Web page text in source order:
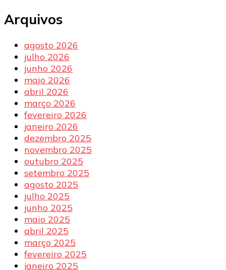
Arquivos
agosto 2026
julho 2026
junho 2026
maio 2026
abril 2026
março 2026
fevereiro 2026
janeiro 2026
dezembro 2025
novembro 2025
outubro 2025
setembro 2025
agosto 2025
julho 2025
junho 2025
maio 2025
abril 2025
março 2025
fevereiro 2025
janeiro 2025